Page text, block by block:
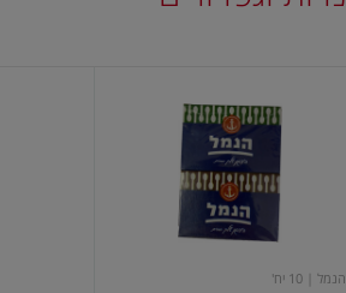
הנמל